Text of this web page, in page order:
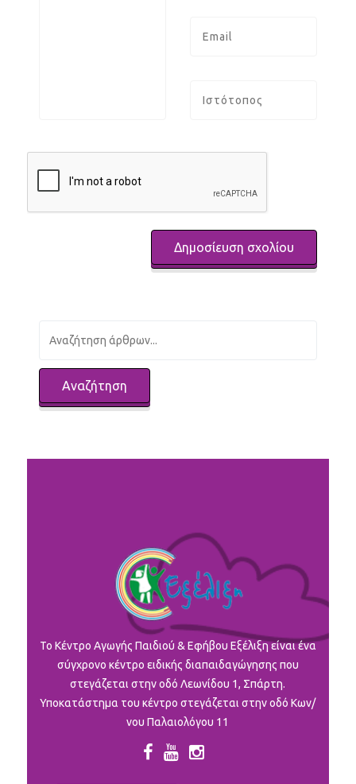
To Κέντρο Αγωγής Παιδιού & Εφήβου Εξέλιξη είναι ένα
σύγχρονο κέντρο ειδικής διαπαιδαγώγησης που
στεγάζεται στην οδό Λεωνίδου 1, Σπάρτη.
Υποκατάστημα του κέντρο στεγάζεται στην οδό Κων/
νου Παλαιολόγου 11